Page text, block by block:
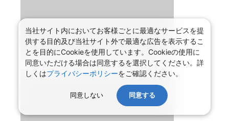
当社サイト内においてお客様ごとに最適なサービスを提
供する目的及び当社サイト外で最適な広告を表示するこ
とを目的にCookieを使用しています。Cookieの使用に
同意いただける場合は同意するを選択してください。詳
しくはプライバシーポリシーをご確認ください。
同意しない 同意する